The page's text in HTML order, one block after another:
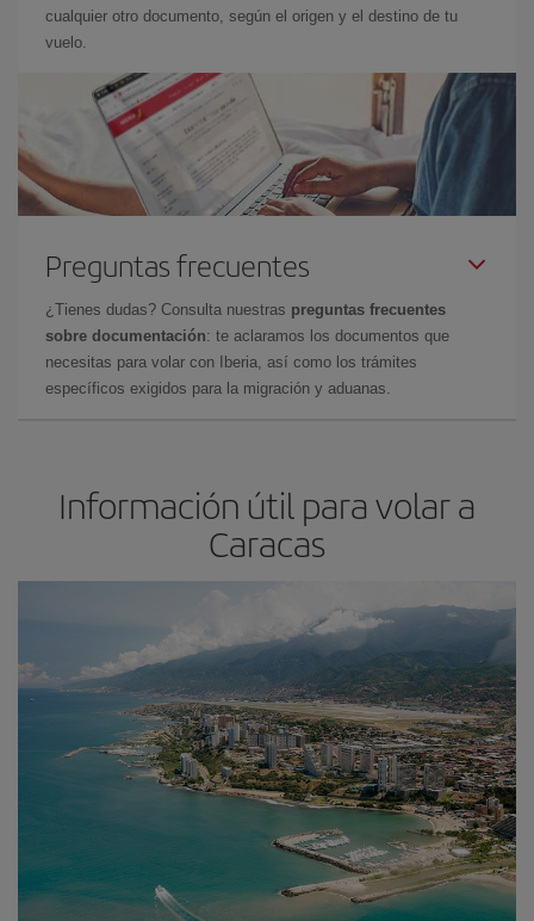
cualquier otro documento, según el origen y el destino de tu
vuelo.
Preguntas frecuentes
¿Tienes dudas? Consulta nuestras preguntas frecuentes
sobre documentación: te aclaramos los documentos que
necesitas para volar con Iberia, así como los trámites
específicos exigidos para la migración y aduanas.
Información útil para volar a
Caracas